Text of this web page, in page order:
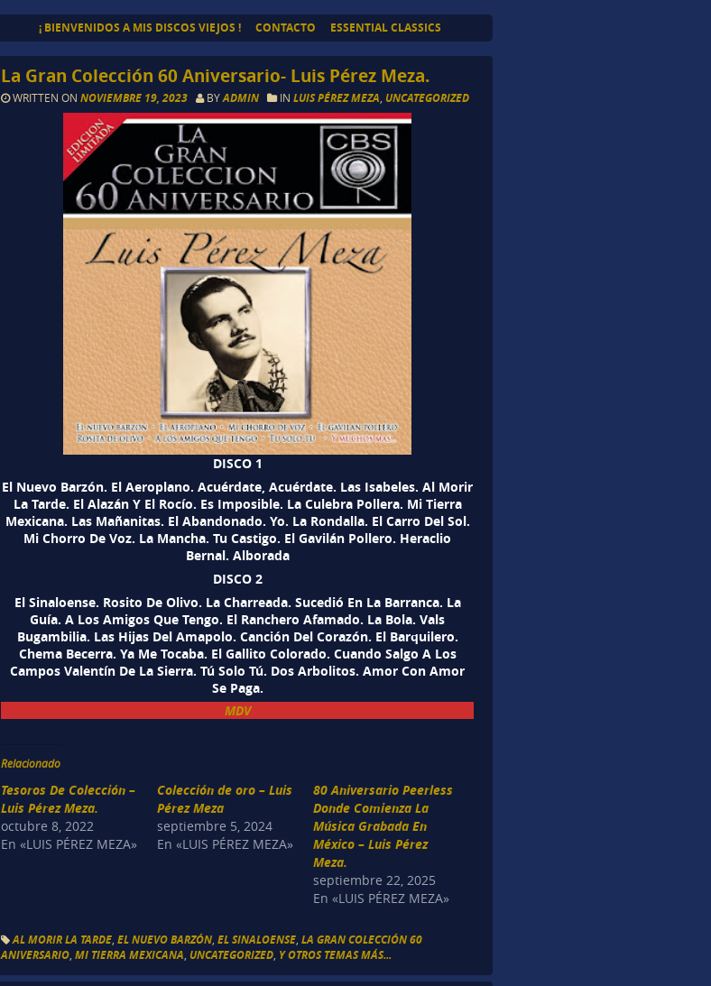
¡ BIENVENIDOS A MIS DISCOS VIEJOS ! CONTACTO ESSENTIAL CLASSICS
La Gran Colección 60 Aniversario- Luis Pérez Meza.
WRITTEN ONNOVIEMBRE 19, 2023 BYADMIN INLUIS PÉREZ MEZA UNCATEGORIZED
DISCO 1
El Nuevo Barzón. El Aeroplano. Acuérdate, Acuérdate. Las Isabeles. Al Morir
La Tarde. El Alazán Y El Rocío. Es Imposible. La Culebra Pollera. Mi Tierra
Mexicana. Las Mañanitas. El Abandonado. Yo. La Rondalla. El Carro Del Sol.
Mi Chorro De Voz. La Mancha. Tu Castigo. El Gavilán Pollero. Heraclio
Bernal. Alborada
DISCO 2
El Sinaloense. Rosito De Olivo. La Charreada. Sucedió En La Barranca. La
Guía. A Los Amigos Que Tengo. El Ranchero Afamado. La Bola. Vals
Bugambilia. Las Hijas Del Amapolo. Canción Del Corazón. El Barquilero.
Chema Becerra. Ya Me Tocaba. El Gallito Colorado. Cuando Salgo A Los
Campos Valentín De La Sierra. Tú Solo Tú. Dos Arbolitos. Amor Con Amor
Se Paga.
MDV
Relacionado
Tesoros De Colección –
Luis Pérez Meza.
octubre 8, 2022
En «LUIS PÉREZ MEZA»
Colección de oro – Luis
Pérez Meza
septiembre 5, 2024
En «LUIS PÉREZ MEZA»
80 Aniversario Peerless
Donde Comienza La
Música Grabada En
México – Luis Pérez
Meza.
septiembre 22, 2025
En «LUIS PÉREZ MEZA»
AL MORIR LA TARDE ,EL NUEVO BARZÓN ,EL SINALOENSE ,LA GRAN COLECCIÓN 60
ANIVERSARIO ,MI TIERRA MEXICANA UNCATEGORIZED Y OTROS TEMAS MÁS...